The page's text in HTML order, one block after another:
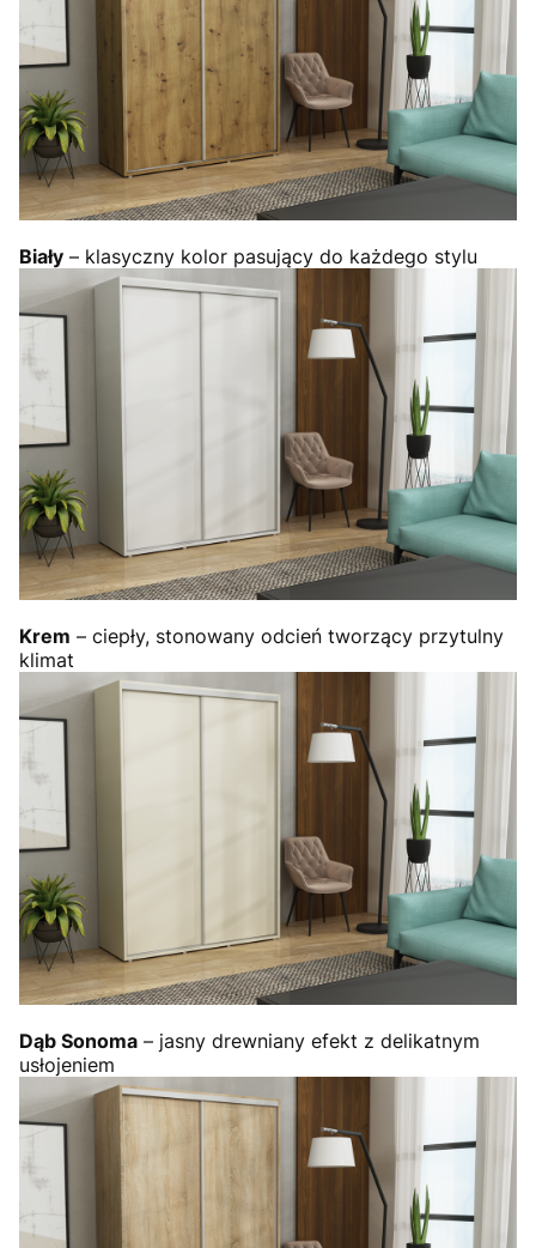
Biały – klasyczny kolor pasujący do każdego stylu
Krem – ciepły, stonowany odcień tworzący przytulny
klimat
Dąb Sonoma – jasny drewniany efekt z delikatnym
usłojeniem